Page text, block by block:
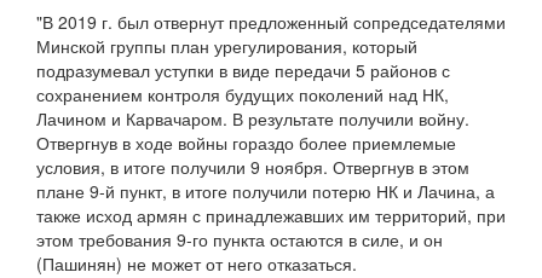
"В 2019 г. был отвернут предложенный сопредседателями
Минской группы план урегулирования, который
подразумевал уступки в виде передачи 5 районов с
сохранением контроля будущих поколений над НК,
Лачином и Карвачаром. В результате получили войну.
Отвергнув в ходе войны гораздо более приемлемые
условия, в итоге получили 9 ноября. Отвергнув в этом
плане 9-й пункт, в итоге получили потерю НК и Лачина, а
также исход армян с принадлежавших им территорий, при
этом требования 9-го пункта остаются в силе, и он
(Пашинян) не может от него отказаться.